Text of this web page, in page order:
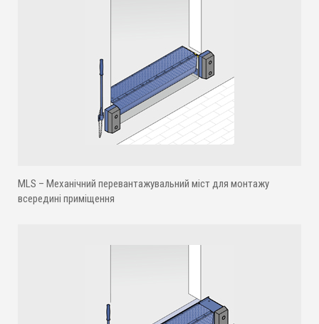
MLS – Механічний перевантажувальний міст для монтажу
всередині приміщення